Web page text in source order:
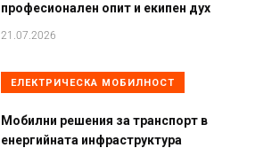
професионален опит и екипен дух
21.07.2026
ЕЛЕКТРИЧЕСКА МОБИЛНОСТ
Мобилни решения за транспорт в
енергийната инфраструктура